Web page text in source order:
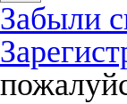
Забыли